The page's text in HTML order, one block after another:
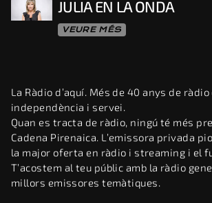
JULIA EN LA ONDA
VEURE MÉS
La Ràdio d’aquí. Més de 40 anys de
independència i servei.
Quan es tracta de ràdio, ningú té més
Cadena Pirenaica. L’emissora privada
la major oferta en ràdio i streaming i el
T’acostem al teu públic amb la ràdio
millors emissores temàtiques.